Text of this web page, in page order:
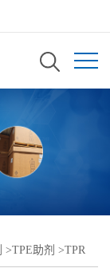
>TPE助剂 >TPR